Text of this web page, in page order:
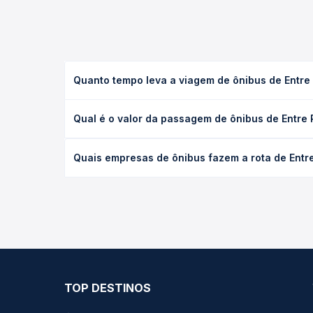
Quanto tempo leva a viagem de ônibus de Entre
leito) e as condições de tráfego. Na Quero
Qual é o valor da passagem de ônibus de Entre
a antecedência da compra. Na Quero Passagem
Quais empresas de ônibus fazem a rota de
TOP DESTINOS